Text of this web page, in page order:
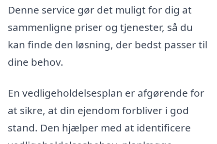
Denne service gør det muligt for dig at
sammenligne priser og tjenester, så du
kan finde den løsning, der bedst passer til
dine behov.
En vedligeholdelsesplan er afgørende for
at sikre, at din ejendom forbliver i god
stand. Den hjælper med at identificere